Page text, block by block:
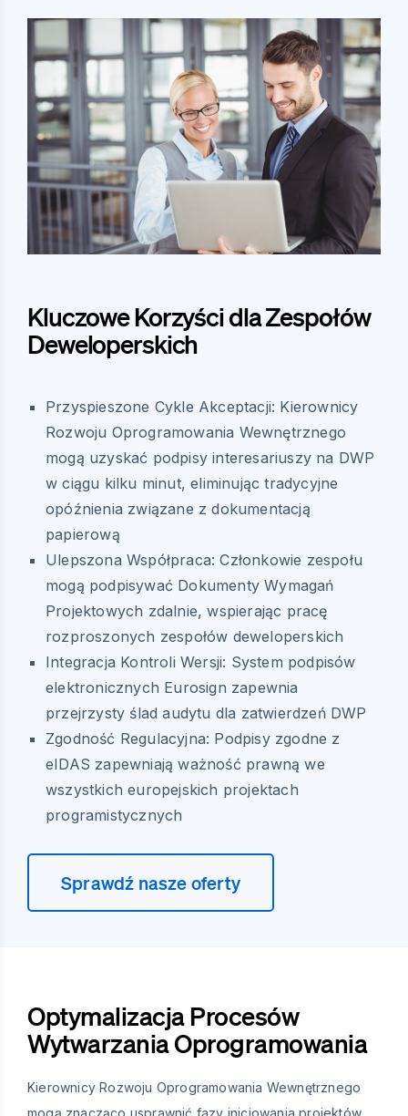
Kluczowe Korzyści dla Zespołów
Deweloperskich
Przyspieszone Cykle Akceptacji: Kierownicy
Rozwoju Oprogramowania Wewnętrznego
mogą uzyskać podpisy interesariuszy na DWP
w ciągu kilku minut, eliminując tradycyjne
opóźnienia związane z dokumentacją
papierową
Ulepszona Współpraca: Członkowie zespołu
mogą podpisywać Dokumenty Wymagań
Projektowych zdalnie, wspierając pracę
rozproszonych zespołów deweloperskich
Integracja Kontroli Wersji: System podpisów
elektronicznych Eurosign zapewnia
przejrzysty ślad audytu dla zatwierdzeń DWP
Zgodność Regulacyjna: Podpisy zgodne z
eIDAS zapewniają ważność prawną we
wszystkich europejskich projektach
programistycznych
Sprawdź nasze oferty
Optymalizacja Procesów
Wytwarzania Oprogramowania
Kierownicy Rozwoju Oprogramowania Wewnętrznego